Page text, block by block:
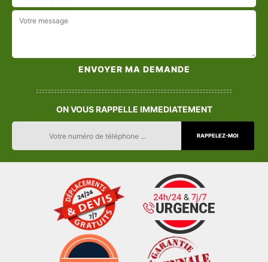
ON VOUS RAPPELLE IMMEDIATEMENT